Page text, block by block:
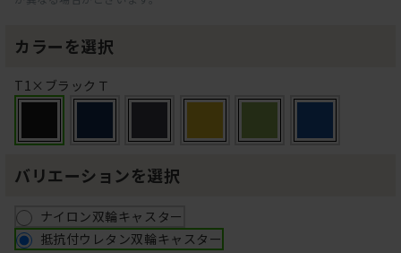
カラーを選択
T1×ブラックＴ
バリエーションを選択
ナイロン双輪キャスター
抵抗付ウレタン双輪キャスター